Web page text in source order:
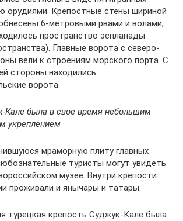
орудиями. Крепостные стены шириной
6-метровыми рвами и волами,
пространство эспланады
Главные ворота с северо-
вели к строениям морского порта. С
стороны находились
ворота.
Кале была в свое время небольшим
укреплением
мраморную плиту главных
туристы могут увидеть
музее. Внутри крепости
проживали и янычары и татары.
турецкая крепость Суджук-Кале была